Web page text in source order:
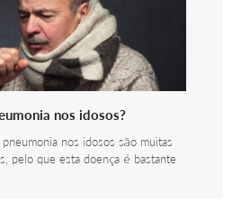
nos idosos?
nos idosos são muitas
pelo que esta doença é bastante